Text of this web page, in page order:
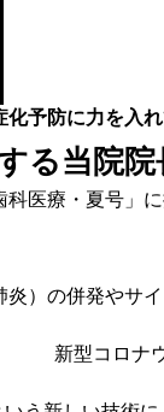
化予防に力を入
る当院
医療・夏号」に
）の併発やサ
新型コロナ